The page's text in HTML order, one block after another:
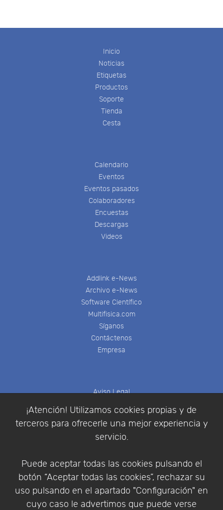
¡Atención! Utilizamos cookies propias y de
terceros para ofrecerle una mejor experiencia y
servicio.
Puede aceptar todas las cookies pulsando el
botón “Aceptar todas las cookies”, rechazar su
uso pulsando en el apartado "Configuración" en
cuyo caso le advertimos que puede verse
Inicio
Noticias
Etiquetas
Productos
Soporte
Tienda
Cesta
Calendario
Eventos
Eventos pasados
Colaboradores
Encuestas
Descargas
Videos
Addlink e-News
Archivo e-News
Software Científico
Multifisica.com
Síganos
Contáctenos
Empresa
Aviso Legal
Política de Privacidad
Condiciones de compra
Identificarse